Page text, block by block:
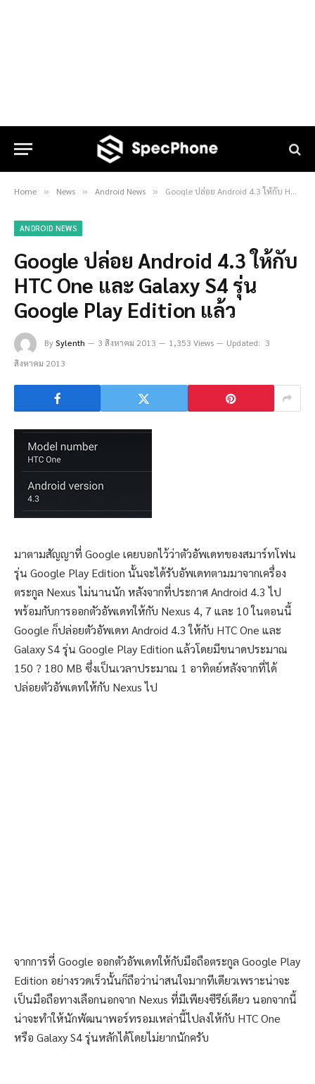
Home » News » Android News » Google ปล่อย Android 4.3 ให้กับ HTC One และ Galaxy S4 รุ่น Google Play Edition แล้ว
ANDROID NEWS
Google ปล่อย Android 4.3 ให้กับ
HTC One และ Galaxy S4 รุ่น
Google Play Edition แล้ว
BySylenth 3 สิงหาคม 2013 1,353 Views Updated: 3
สิงหาคม 2013
มาตามสัญญาที่ Google เคยบอกไว้ว่าตัวอัพเดทของสมาร์ทโฟน
รุ่น Google Play Edition นั้นจะได้รับอัพเดทตามมาจากเครื่อง
ตระกูล Nexus ไม่นานนัก หลังจากที่ประกาศ Android 4.3 ไป
พร้อมกับการออกตัวอัพเดทให้กับ Nexus 4, 7 และ 10 ในตอนนี้
Google ก็ปล่อยตัวอัพเดท Android 4.3 ให้กับ HTC One และ
Galaxy S4 รุ่น Google Play Edition แล้วโดยมีขนาดประมาณ
150 ? 180 MB ซึ่งเป็นเวลาประมาณ 1 อาทิตย์หลังจากที่ได้
ปล่อยตัวอัพเดทให้กับ Nexus ไป
จากการที่ Google ออกตัวอัพเดทให้กับมือถือตระกูล Google Play
Edition อย่างรวดเร็วนั้นก็ถือว่าน่าสนใจมากทีเดียวเพราะน่าจะ
เป็นมือถือทางเลือกนอกจาก Nexus ที่มีเพียงซีรีย์เดียว นอกจากนี้
น่าจะทำให้นักพัฒนาพอร์ทรอมเหล่านี้ไปลงให้กับ HTC One
หรือ Galaxy S4 รุ่นหลักได้โดยไม่ยากนักครับ